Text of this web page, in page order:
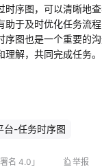
时序图，可以清晰地
助于及时优化任务流
序图也是一个重要的
解，共同完成任务。
台-任务时序图
名 4.0」 举报